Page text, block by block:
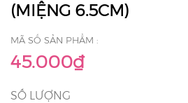
(MIỆNG 6.5CM)
MÃ SỐ SẢN PHẨM :
45.000₫
SỐ LƯỢNG